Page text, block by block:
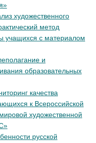
художественного
метод
учащихся с материалом
и
образовательных
качества
к Всероссийской
художественной
русской